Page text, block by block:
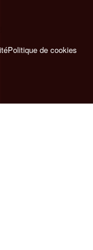
Politique de cookies